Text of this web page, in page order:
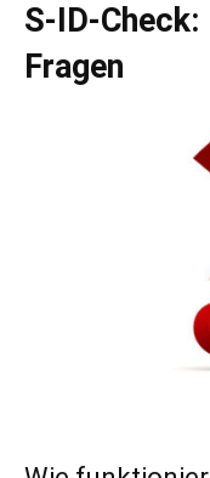
S-ID-
Fragen